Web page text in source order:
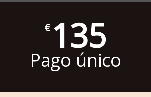
€ 135
Pago único